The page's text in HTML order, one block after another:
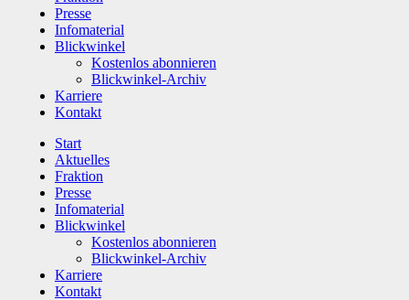
Presse
Infomaterial
Blickwinkel
Kostenlos abonnieren
Blickwinkel-Archiv
Karriere
Kontakt
Start
Aktuelles
Fraktion
Presse
Infomaterial
Blickwinkel
Kostenlos abonnieren
Blickwinkel-Archiv
Karriere
Kontakt